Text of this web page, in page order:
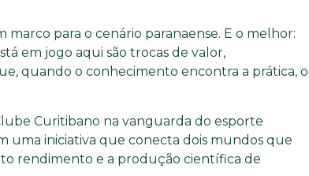
marco para o cenário paranaense. E o melhor:
em jogo aqui são trocas de valor,
quando o conhecimento encontra a prática, o
Curitibano na vanguarda do esporte
uma iniciativa que conecta dois mundos que
rendimento e a produção científica de